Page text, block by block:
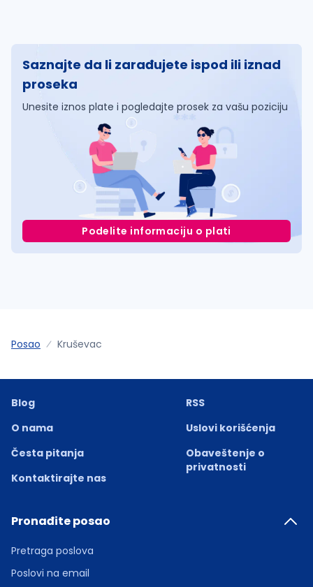
Saznajte da li zarađujete ispod ili iznad
proseka
Unesite iznos plate i pogledajte prosek za vašu poziciju
Podelite informaciju o plati
Posao Kruševac
Blog
O nama
Česta pitanja
Kontaktirajte nas
RSS
Uslovi korišćenja
Obaveštenje o
privatnosti
Pronađite posao
Pretraga poslova
Poslovi na email